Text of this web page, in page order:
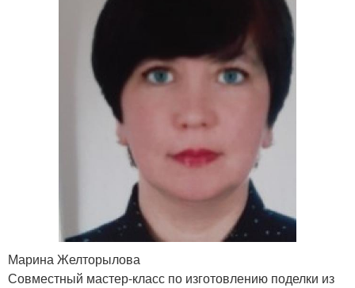
Марина Желторылова
Совместный мастер-класс по изготовлению поделки из